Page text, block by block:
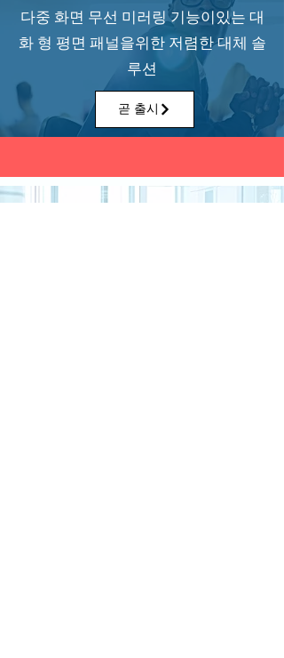
다중 화면 무선 미러링 기능이있는 대
화 형 평면 패널을위한 저렴한 대체 솔
루션
곧 출시